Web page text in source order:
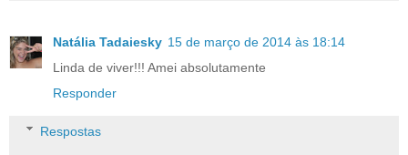
Natália Tadaiesky 15 de março de 2014 às 18:14
Linda de viver!!! Amei absolutamente
Responder
Respostas